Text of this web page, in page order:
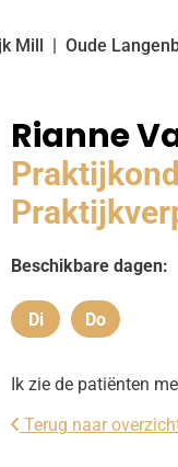
Mill Oude
Rianne
Beschikbare dagen:
Dinsdag
Di Donderdag
Do
Ik zie de patiënten
Terug naar